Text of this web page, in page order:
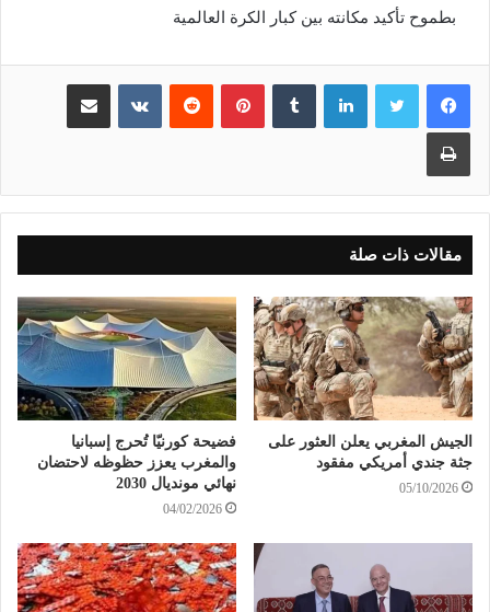
بطموح تأكيد مكانته بين كبار الكرة العالمية
لينكدإن بينتيريست مشاركة عبر البريد
طباعة
مقالات ذات صلة
الجيش المغربي يعلن العثور على
جثة جندي أمريكي مفقود
05/10/2026
فضيحة كورنيّا تُحرج إسبانيا
والمغرب يعزز حظوظه لاحتضان
نهائي مونديال 2030
04/02/2026